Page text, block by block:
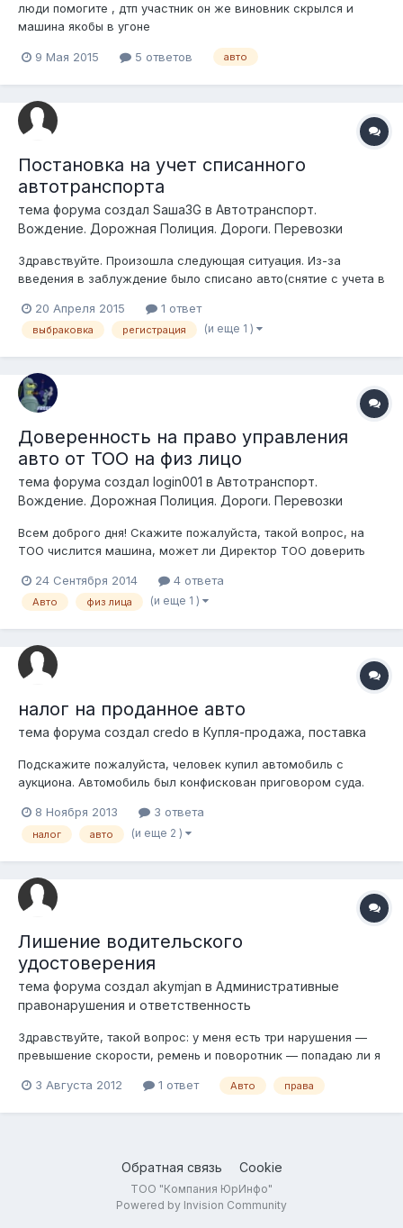
люди помогите , дтп участник он же виновник скрылся и
машина якобы в угоне
9 Мая 2015 5 ответов авто
Постановка на учет списанного
автотранспорта
тема форума создал Sаша3G в Автотранспорт.
Вождение. Дорожная Полиция. Дороги. Перевозки
Здравствуйте. Произошла следующая ситуация. Из-за
введения в заблуждение было списано авто(снятие с учета в
невредимо, имеются "хозяева", которые его используют и
желают его зарегистрировать. Возможно ли его снова
20 Апреля 2015 1 ответ
выбраковка регистрация (и еще 1 )
Доверенность на право управления
авто от ТОО на физ лицо
тема форума создал login001 в Автотранспорт.
Вождение. Дорожная Полиция. Дороги. Перевозки
Всем доброго дня! Скажите пожалуйста, такой вопрос, на
ТОО числится машина, может ли Директор ТОО доверить
доверенностью, с печатью ТОО и подписью)? Заранее
спасибо за ответ!
24 Сентября 2014 4 ответа
Авто физ лица (и еще 1 )
налог на проданное авто
тема форума создал credo в Купля-продажа, поставка
Подскажите пожалуйста, человек купил автомобиль с
аукциона. Автомобиль был конфискован приговором суда.
все потом сняты. При попытки перегистрации автомобиля
ЦОН отказал, сказав, что нужна справка об уплате налогов.
8 Ноября 2013 3 ответа
налог авто (и еще 2 )
Лишение водительского
удостоверения
тема форума создал akymjan в Административные
правонарушения и ответственность
Здравствуйте, такой вопрос: у меня есть три нарушения —
превышение скорости, ремень и поворотник — попадаю ли я
3 Августа 2012
1 ответ Авто права
Обратная связь Cookie
ТОО "Компания ЮрИнфо"
Powered by Invision Community